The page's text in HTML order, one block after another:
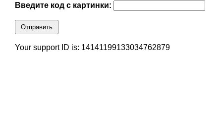
Введите код с картинки:
Отправить
Your support ID is: 14141199133034762879